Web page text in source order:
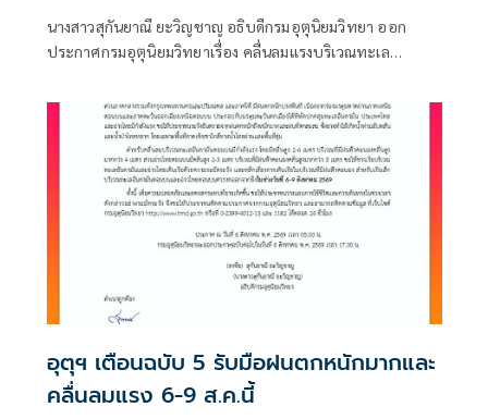
นางสาวสุกันยาณี ยะวิญชาญ อธิบดีกรมอุตุนิยมวิทยา ออก
ประกาศกรมอุตุนิยมวิทยาเรื่อง คลื่นลมแรงบริเวณทะเล
มากบริเวณประเทศไทย
อุตุฯ เตือนฉบับ 5 รับมือฝนตกหนักมากและ
คลื่นลมแรง 6-9 ส.ค.นี้